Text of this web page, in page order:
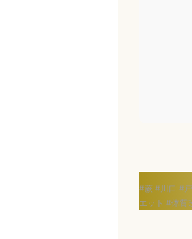
#蕨 #川口 #
エット #体質